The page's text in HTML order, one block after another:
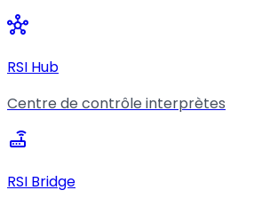
hub
RSI Hub
Centre de contrôle interprètes
router
RSI Bridge